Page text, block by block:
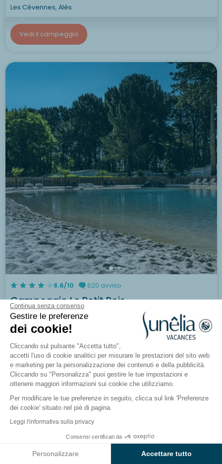
Continua senza consenso
Gestire le preferenze
dei cookie!
Cliccando sul pulsante "Accetta tutto",
accetti l'uso di cookie analitici per misurare le prestazioni del sito web
e marketing per la personalizzazione dei contenuti e della pubblicità.
Cliccando su "Personalizza" puoi gestire le tue impostazioni e
ottenere maggiori informazioni sui cookie che utilizziamo.
Per modificare le tue preferenze in seguito, clicca sul link 'Preferenze
dei cookie' situato nel piè di pagina.
Leggi l'informativa sulla privacy
Consensi certificati da
Personalizzare Accettare tutto
Les Cévennes, Alès
Vedi il campeggio
8.6/10 620 avviso
Campeggio Le Petit Bois
Loire Atlantique, Guérande
Vedi il campeggio
Vedi i risultati sulla mappa